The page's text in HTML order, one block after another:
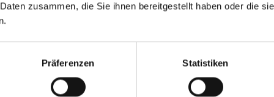
zusammen, die Sie ihnen bereitgestellt haben oder die
Präferenzen Statistiken
E-BIKE